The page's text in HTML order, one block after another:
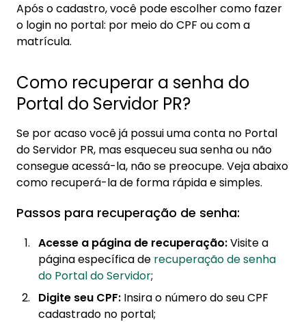
Após o cadastro, você pode escolher como fazer
o login no portal: por meio do CPF ou com a
matrícula.
Como recuperar a senha do
Portal do Servidor PR?
Se por acaso você já possui uma conta no Portal
do Servidor PR, mas esqueceu sua senha ou não
consegue acessá-la, não se preocupe. Veja abaixo
como recuperá-la de forma rápida e simples.
Passos para recuperação de senha:
Acesse a página de recuperação:Visite a
página específica de recuperação de senha
do Portal do Servidor;
Digite seu CPF: Insira o número do seu CPF
cadastrado no portal;